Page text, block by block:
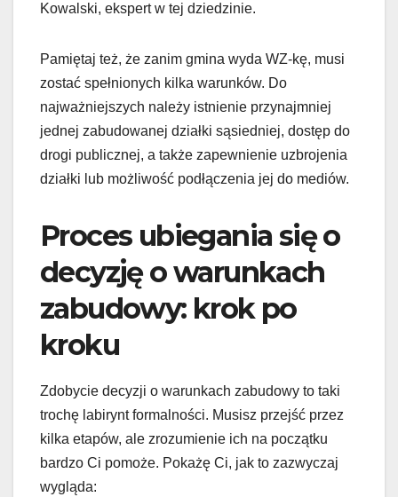
Kowalski, ekspert w tej dziedzinie.
Pamiętaj też, że zanim gmina wyda WZ-kę, musi
zostać spełnionych kilka warunków. Do
najważniejszych należy istnienie przynajmniej
jednej zabudowanej działki sąsiedniej, dostęp do
drogi publicznej, a także zapewnienie uzbrojenia
działki lub możliwość podłączenia jej do mediów.
Proces ubiegania się o
decyzję o warunkach
zabudowy: krok po
kroku
Zdobycie decyzji o warunkach zabudowy to taki
trochę labirynt formalności. Musisz przejść przez
kilka etapów, ale zrozumienie ich na początku
bardzo Ci pomoże. Pokażę Ci, jak to zazwyczaj
wygląda: